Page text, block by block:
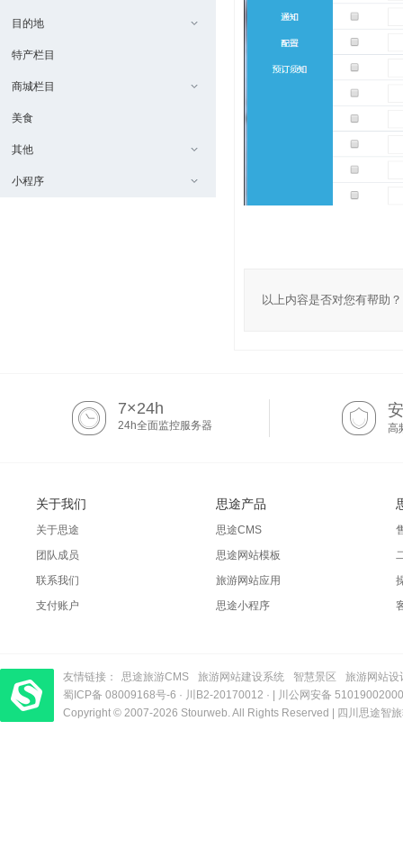
目的地
特产栏目
商城栏目
美食
其他
小程序
以上内容是否对您有帮助？
7×24h
24h全面监控服务器 高
关于我们
关于思途
团队成员
联系我们
支付账户
思途产品
思途CMS
思途网站模板
旅游网站应用
思途小程序
友情链接： 思途旅游CMS 旅游网站建设系统 智慧景区
旅游网站设
梦旅程酒店管理系统
​| 运营支持：创旅云营销​
蜀ICP备 08009168号-6 · 川B2-20170012 · |
川公网安备
Copyright © 2007-2026 Stourweb. All Rights Reserved | 四川思途智